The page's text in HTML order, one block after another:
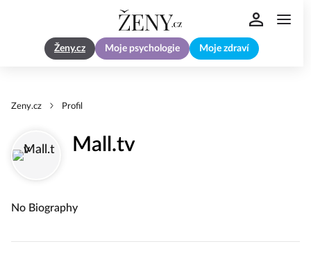
Ženy.cz Moje psychologie Moje zdraví
Zeny.cz Profil
Mall.tv
No Biography